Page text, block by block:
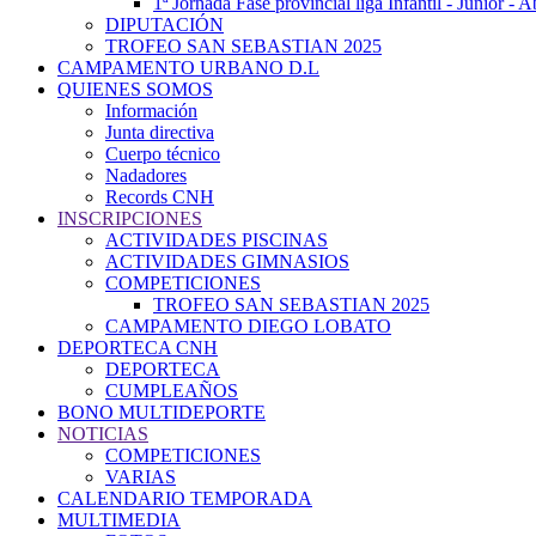
DIPUTACIÓN
TROFEO SAN SEBASTIAN 2025
CAMPAMENTO URBANO D.L
QUIENES SOMOS
Información
Junta directiva
Cuerpo técnico
Nadadores
Records CNH
INSCRIPCIONES
ACTIVIDADES PISCINAS
ACTIVIDADES GIMNASIOS
COMPETICIONES
TROFEO SAN SEBASTIAN 2025
CAMPAMENTO DIEGO LOBATO
DEPORTECA CNH
DEPORTECA
CUMPLEAÑOS
BONO MULTIDEPORTE
NOTICIAS
COMPETICIONES
VARIAS
CALENDARIO TEMPORADA
MULTIMEDIA